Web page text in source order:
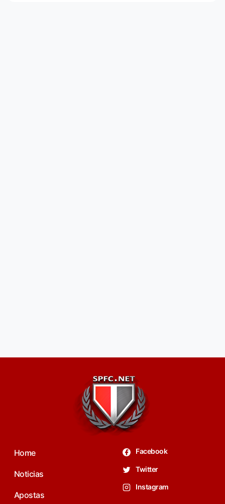
Home
Noticias
Apostas
Facebook
Twitter
Instagram